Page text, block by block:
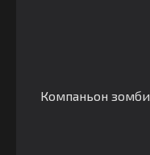
Компаньон зомби